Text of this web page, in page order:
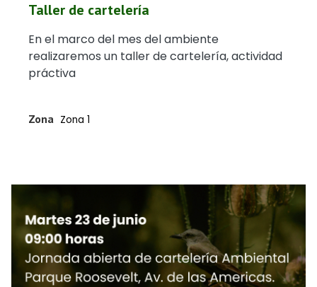
Taller de cartelería
En el marco del mes del ambiente
realizaremos un taller de cartelería, actividad
práctiva
Zona Zona 1